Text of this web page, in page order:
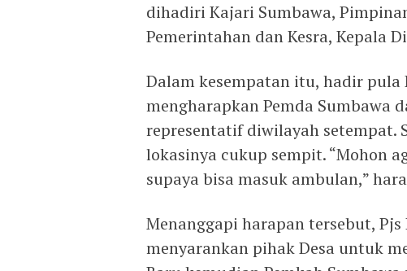
dihadiri Kajari Sumbawa,
Pemerintahan dan Kesra, Kepala
Dalam kesempatan itu, hadir pula
mengharapkan Pemda Sumbawa
representatif diwilayah setempat.
lokasinya cukup sempit. “Mohon
supaya bisa masuk ambulan,”
Menanggapi harapan tersebut,
menyarankan pihak Desa untuk